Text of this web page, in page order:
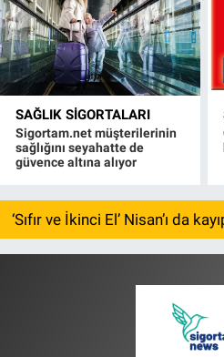
SAĞLIK SIGORTALARI
Sigortam.net müşterilerinin
sağlığını seyahatte de
güvence altına alıyor
‘Sıfır ve İkinci El’ Nisan’ı da